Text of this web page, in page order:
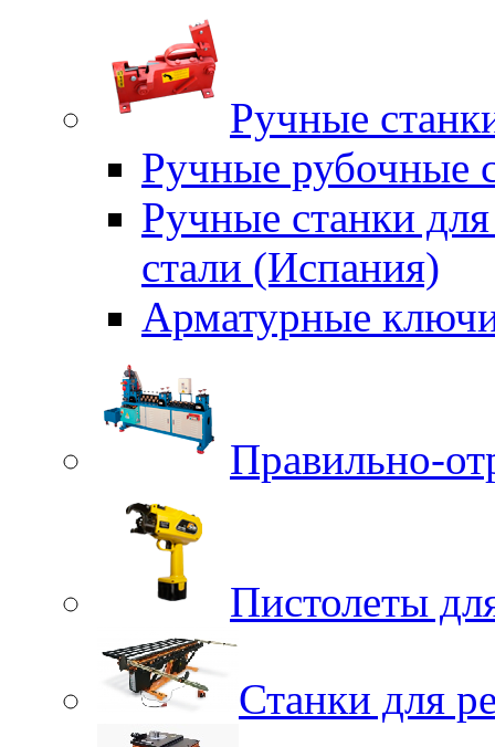
Ручные
Ручные рубочные
Ручные станки
стали (Испания)
Арматурные
Правильно-
Пистолеты
Станки для